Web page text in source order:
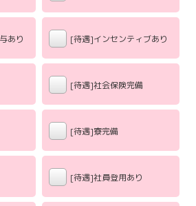
あり [待遇]インセンティブあり
[待遇]社会保険完備
[待遇]寮完備
[待遇]社員登用あり